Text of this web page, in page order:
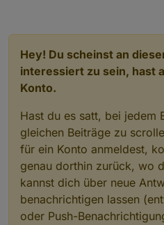
Hey! Du scheinst an
interessiert zu sein, hast
Konto.
Hast du es satt, bei jedem
gleichen Beiträge zu
für ein Konto anmeldest,
genau dorthin zurück, wo
kannst dich über neue
benachrichtigen lassen
oder Push-